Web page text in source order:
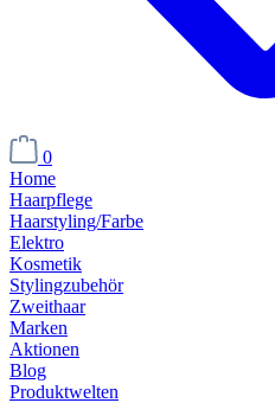
0
Home
Haarpflege
Haarstyling/Farbe
Elektro
Kosmetik
Stylingzubehör
Zweithaar
Marken
Aktionen
Blog
Produktwelten